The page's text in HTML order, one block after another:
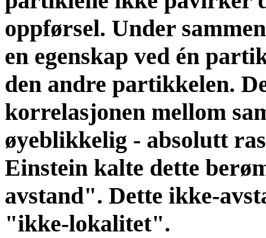
oppførsel. Under
en egenskap ved én
den andre partikkelen.
korrelasjonen mellom
øyeblikkelig - absolutt
Einstein kalte dette
avstand". Dette ikke-
"ikke-lokalitet".